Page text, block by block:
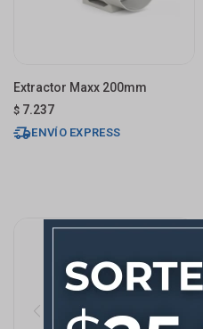
Extractor Maxx 200mm
$ 7.237
ENVÍO EXPRESS